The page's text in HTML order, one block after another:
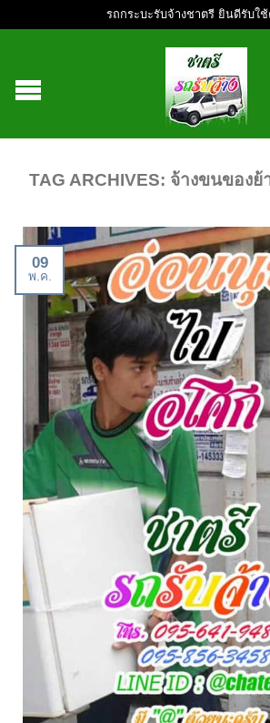
รถกระบะรับจ้างชาตรี ยินดีรับใ
TAG ARCHIVES: จ้างขนของย้
09
พ.ค.